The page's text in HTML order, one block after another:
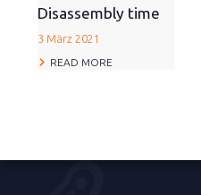
Disassembly time
3 März 2021
READ MORE